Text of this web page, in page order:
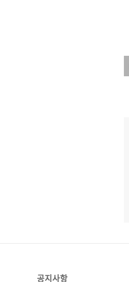
공지사항